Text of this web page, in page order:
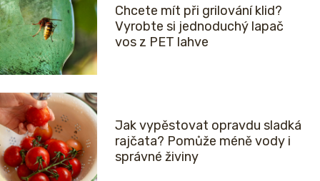
Chcete mít při grilování klid?
Vyrobte si jednoduchý lapač
vos z PET lahve
Jak vypěstovat opravdu sladká
rajčata? Pomůže méně vody i
správné živiny